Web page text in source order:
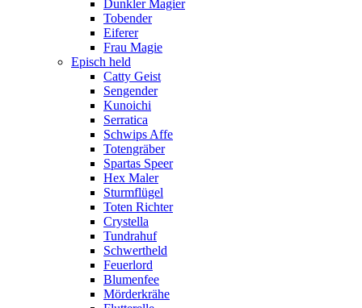
Dunkler Magier
Tobender
Eiferer
Frau Magie
Episch held
Catty Geist
Sengender
Kunoichi
Serratica
Schwips Affe
Totengräber
Spartas Speer
Hex Maler
Sturmflügel
Toten Richter
Crystella
Tundrahuf
Schwertheld
Feuerlord
Blumenfee
Mörderkrähe